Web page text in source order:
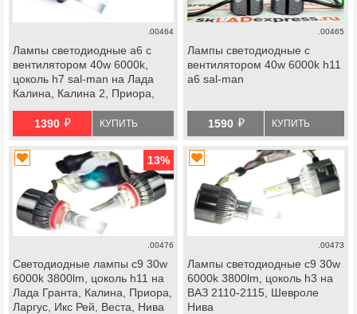
.00464
Лампы светодиодные a6 с
вентилятором 40w 6000k,
цоколь h7 sal-man на Лада
Калина, Калина 2, Приора,
1390 й КУПИТЬ
.00465
Лампы светодиодные с
вентилятором 40w 6000k h11
a6 sal-man
1590 й КУПИТЬ
13%
.00476
Светодиодные лампы c9 30w
6000k 3800lm, цоколь h11 на
Лада Гранта, Калина, Приора,
Ларгус, Икс Рей, Веста, Нива
.00473
Лампы светодиодные c9 30w
6000k 3800lm, цоколь h3 на
ВАЗ 2110-2115, Шевроле
Нива